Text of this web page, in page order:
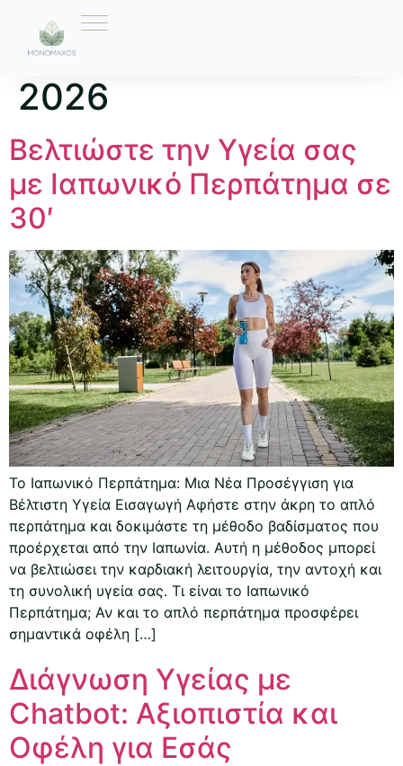
Ημέρα:
2026
Βελτιώστε την Υγεία σας
με Ιαπωνικό Περπάτημα σε
30′
Το Ιαπωνικό Περπάτημα: Μια Νέα Προσέγγιση για
Βέλτιστη Υγεία Εισαγωγή Αφήστε στην άκρη το απλό
περπάτημα και δοκιμάστε τη μέθοδο βαδίσματος που
προέρχεται από την Ιαπωνία. Αυτή η μέθοδος μπορεί
να βελτιώσει την καρδιακή λειτουργία, την αντοχή και
τη συνολική υγεία σας. Τι είναι το Ιαπωνικό
Περπάτημα; Αν και το απλό περπάτημα προσφέρει
σημαντικά οφέλη […]
Διάγνωση Υγείας με
Chatbot: Αξιοπιστία και
Οφέλη για Εσάς